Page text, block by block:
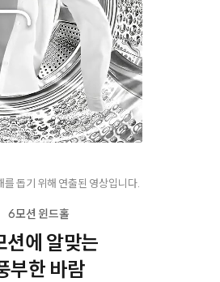
를 돕기 위해 연출된 영상입니다.
6모션 윈드홀
션에 알맞는
부한 바람